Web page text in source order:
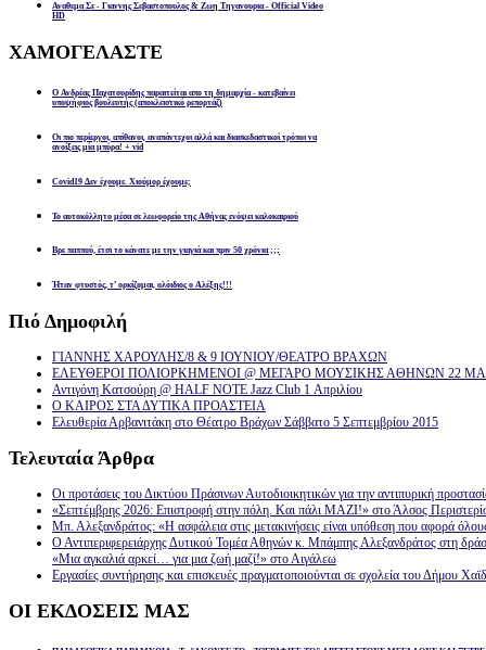
Αναθεμα Σε - Γιαννης Σεβαστοπουλος & Ζωη Τηγανουρια - Official Video
HD
ΧΑΜΟΓΕΛΑΣΤΕ
Ο Ανδρέας Παχατουρίδης παραιτείται απο τη δημαρχία - κατεβαίνει
υποψήφιος βουλευτής (αποκλειστικό ρεπορτάζ)
Οι πιο περίεργοι, απίθανοι, αναπάντεχοι αλλά και διασκεδαστικοί τρόποι να
ανοίξεις μία μπύρα! + vid
Covid19 Δεν έχουμε. Χιούμορ έχουμε;
Το αυτοκόλλητο μέσα σε λεωφορείο της Αθήνας ενόψει καλοκαιριού
Βρε παππού, έτσι το κάνατε με την γιαγιά και πριν 50 χρόνια ;;;
Ήταν φτυστός, τ’ ορκίζομαι, ολόιδιος ο Αλέξης!!!
Πιό Δημοφιλή
ΓΙΑΝΝΗΣ ΧΑΡΟΥΛΗΣ/8 & 9 ΙΟΥΝΙΟΥ/ΘΕΑΤΡΟ ΒΡΑΧΩΝ
ΕΛΕΥΘΕΡΟΙ ΠΟΛΙΟΡΚΗΜΕΝΟΙ @ ΜΕΓΑΡΟ ΜΟΥΣΙΚΗΣ ΑΘΗΝΩΝ 22
Αντιγόνη Κατσούρη @ HALF NOTE Jazz Club 1 Απριλίου
Ο ΚΑΙΡΟΣ ΣΤΑ ΔΥΤΙΚΑ ΠΡΟΑΣΤΕΙΑ
Ελευθερία Αρβανιτάκη στο Θέατρο Βράχων Σάββατο 5 Σεπτεμβρίου 2015
Τελευταία Άρθρα
Οι προτάσεις του Δικτύου Πράσινων Αυτοδιοικητικών για την αντιπυρική
«Σεπτέμβρης 2026: Επιστροφή στην πόλη. Και πάλι ΜΑΖΙ!» στο Άλσος
Μπ. Αλεξανδράτος: «Η ασφάλεια στις μετακινήσεις είναι υπόθεση που αφορά
Ο Αντιπεριφερειάρχης Δυτικού Τομέα Αθηνών κ. Μπάμπης Αλεξανδράτος στη
«Μια αγκαλιά αρκεί… για μια ζωή μαζί!» στο Αιγάλεω
Εργασίες συντήρησης και επισκευές πραγματοποιούνται σε σχολεία του Δήμου
ΟΙ ΕΚΔΟΣΕΙΣ ΜΑΣ